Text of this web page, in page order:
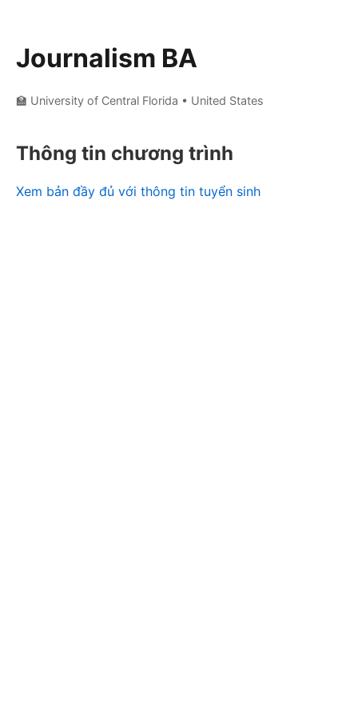
Journalism BA
🏫 University of Central Florida • United States
Thông tin chương trình
Xem bản đầy đủ với thông tin tuyển sinh